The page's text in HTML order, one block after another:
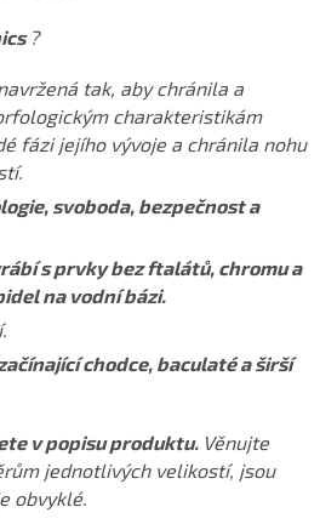
?
tak, aby chránila a
charakteristikám
fázi jejího vývoje a chránila nohu
svoboda, bezpečnost a
s prvky bez ftalátů, chromu a
na vodní bázi.
chodce, baculaté a širší
v popisu produktu. Věnujte
jednotlivých velikostí, jsou
obvyklé.